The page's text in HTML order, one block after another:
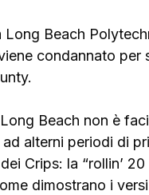
Long Beach
condannato
Long Beach non è
alterni periodi di
Crips: la “rollin’
dimostrano i